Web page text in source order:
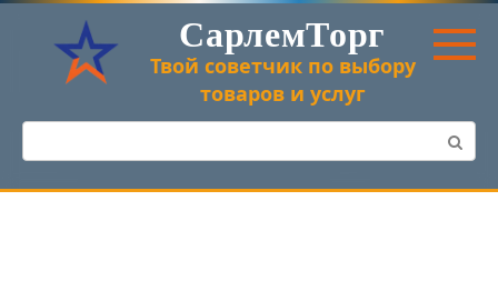
Перейти
контенту
СарлемТорг
Твой советчик по выбору
товаров и услуг
Поиск: